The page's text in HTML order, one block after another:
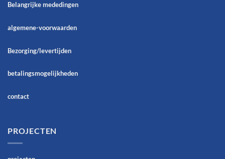
Belangrijke mededingen
algemene-voorwaarden
Bezorging/levertijden
betalingsmogelijkheden
contact
PROJECTEN